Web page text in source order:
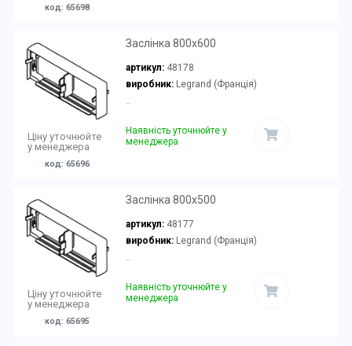
код: 65698
Ціну уточнюйте
у менеджера
код: 65696
Заслінка 800x600
артикул: 48178
виробник:Legrand (Франція)
Наявність уточнюйте у
менеджера
Ціну уточнюйте
у менеджера
код: 65695
Заслінка 800x500
артикул: 48177
виробник:Legrand (Франція)
..
Наявність уточнюйте у
менеджера